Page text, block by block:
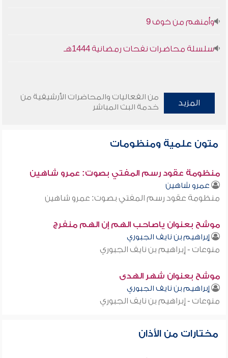
وأمنهم من خوف 9
سلسلة محاضرات نفحات رمضانية 1444هـ
المزيد
من الفعاليات والمحاضرات الأرشيفية من
خدمة البث المباشر
متون علمية ومنظومات
منظومة عقود رسم المفتي بصوت: عمرو شاهين
عمرو شاهين
منظومة عقود رسم المفتي بصوت: عمرو شاهين
موشح بعنوان ياصاحب الهم إن الهم منفرج
إبراهيم بن نايف الجبوري
منوعات - إبراهيم بن نايف الجبوري
موشح بعنوان شهر الهدى
إبراهيم بن نايف الجبوري
منوعات - إبراهيم بن نايف الجبوري
مختارات من الأذان